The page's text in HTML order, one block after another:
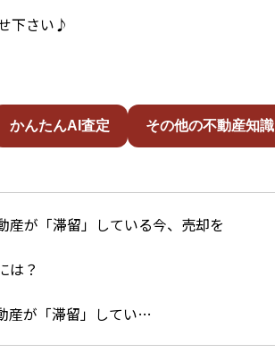
下さい♪
かんたんAI査定 その他の不動産知識
産が「滞留」してい…